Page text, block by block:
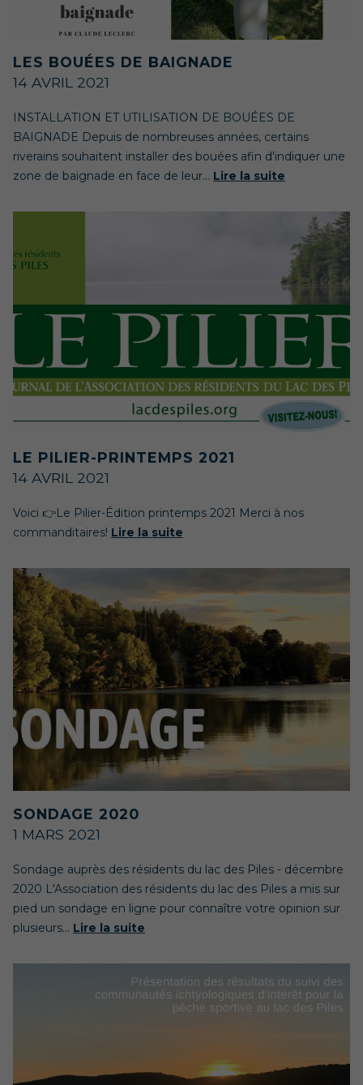
LES BOUÉES DE BAIGNADE
14 AVRIL 2021
INSTALLATION ET UTILISATION DE BOUÉES DE
BAIGNADE Depuis de nombreuses années, certains
riverains souhaitent installer des bouées afin d'indiquer une
zone de baignade en face de leur... Lire la suite
LE PILIER-PRINTEMPS 2021
14 AVRIL 2021
Voici 👉Le Pilier-Édition printemps 2021 Merci à nos
commanditaires! Lire la suite
SONDAGE 2020
1 MARS 2021
Sondage auprès des résidents du lac des Piles - décembre
2020 L'Association des résidents du lac des Piles a mis sur
pied un sondage en ligne pour connaître votre opinion sur
plusieurs... Lire la suite